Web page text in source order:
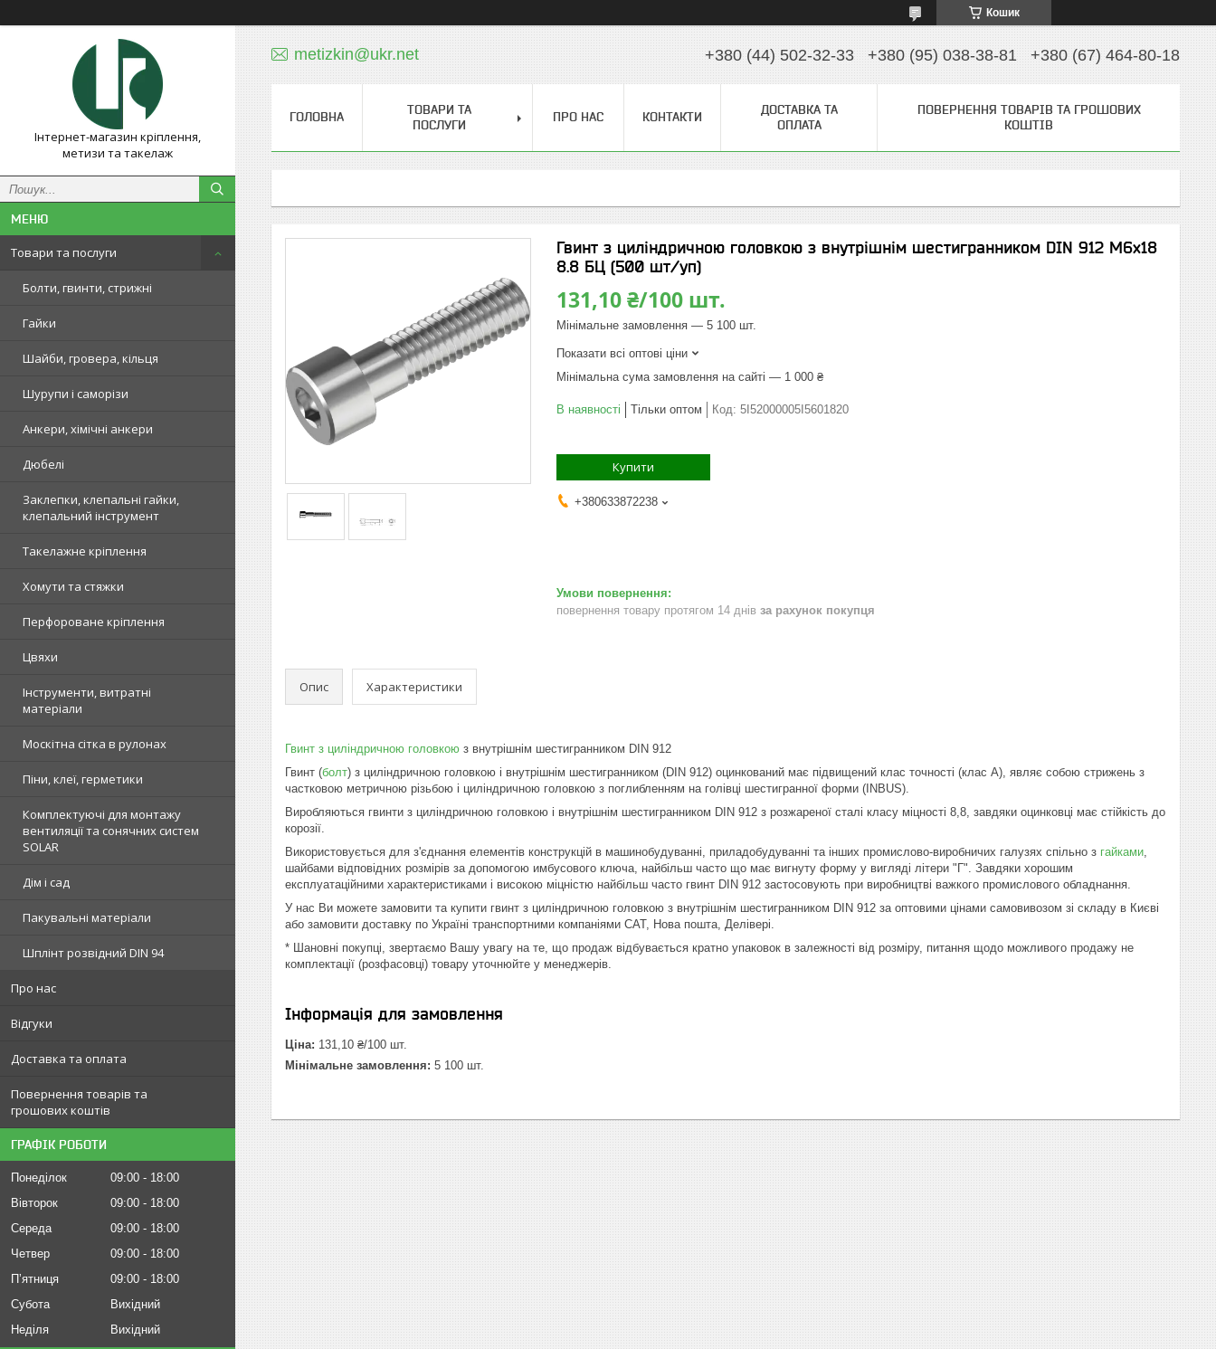
Кошик
Інтернет-магазин кріплення,
метизи та такелаж
Товари та послуги
Болти, гвинти, стрижні
Гайки
Шайби, гровера, кільця
Шурупи і саморізи
Анкери, хімічні анкери
Дюбелі
Заклепки, клепальні гайки,
клепальний інструмент
Такелажне кріплення
Хомути та стяжки
Перфороване кріплення
Цвяхи
Інструменти, витратні
матеріали
Москітна сітка в рулонах
Піни, клеї, герметики
Комплектуючі для монтажу
вентиляції та сонячних систем
SOLAR
Дім і сад
Пакувальні матеріали
Шплінт розвідний DIN 94
Про нас
Відгуки
Доставка та оплата
Повернення товарів та
грошових коштів
ГРАФІК РОБОТИ
Понеділок 09:00
18:00
Вівторок
09:00
18:00
Середа
09:00
18:00
Четвер
09:00
18:00
Пʼятниця
09:00
18:00
Субота
Вихідний
Неділя
Вихідний
metizkin@ukr.net +380 (44) 502-32-33 +380 (95) 038-38-81 +380 (67) 464-80-18
ГОЛОВНА
ТОВАРИ ТА
ПОСЛУГИ
ПРО НАС КОНТАКТИ
ДОСТАВКА ТА
ОПЛАТА
ПОВЕРНЕННЯ ТОВАРІВ ТА ГРОШОВИХ
КОШТІВ
Гвинт з циліндричною головкою з внутрішнім шестигранником DIN 912 М6х18
8.8 БЦ (500 шт/уп)
131,10 ₴/100 шт.
Мінімальне замовлення — 5 100 шт.
Показати всі оптові ціни
Мінімальна сума замовлення на сайті — 1 000 ₴
В наявності Тільки оптом Код: 5I52000005I5601820
Купити
+380633872238
повернення товару протягом 14 днів за рахунок покупця
Опис Характеристики
Гвинт з циліндричною головкою з внутрішнім шестигранником DIN 912
Гвинт (болт) з циліндричною головкою і внутрішнім шестигранником (DIN 912) оцинкований має підвищений клас точності (клас А), являє собою стрижень з
частковою метричною різьбою і циліндричною головкою з поглибленням на голівці шестигранної форми (INBUS).
Виробляються гвинти з циліндричною головкою і внутрішнім шестигранником DIN 912 з розжареної сталі класу міцності 8,8, завдяки оцинковці має стійкість до
корозії.
Використовується для з'єднання елементів конструкцій в машинобудуванні, приладобудуванні та інших промислово-виробничих галузях спільно з гайками,
шайбами відповідних розмірів за допомогою имбусового ключа, найбільш часто що має вигнуту форму у вигляді літери "Г". Завдяки хорошим
експлуатаційними характеристиками і високою міцністю найбільш часто гвинт DIN 912 застосовують при виробництві важкого промислового обладнання.
У нас Ви можете замовити та купити гвинт з циліндричною головкою з внутрішнім шестигранником DIN 912 за оптовими цінами самовивозом зі складу в Києві
або замовити доставку по Україні транспортними компаніями САТ, Нова пошта, Делівері.
* Шановні покупці, звертаємо Вашу увагу на те, що продаж відбувається кратно упаковок в залежності від розміру, питання щодо можливого продажу не
комплектації (розфасовці) товару уточнюйте у менеджерів.
Інформація для замовлення
Ціна: 131,10 ₴/100 шт.
Мінімальне замовлення: 5 100 шт.